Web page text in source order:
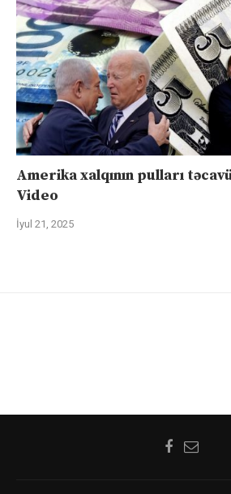
Amerika xalqının pulları
Video
İyul 21, 2025